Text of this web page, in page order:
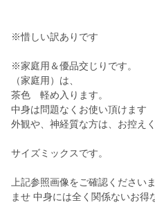
※惜しい訳ありです
※家庭用＆優品交じりです。
（家庭用）は、
茶色 軽め入ります。
中身は問題なくお使い頂けます
外観や、神経質な方は、お控え
サイズミックスです。
上記参照画像をご確認ください
ませ 中身には全く関係ないお得